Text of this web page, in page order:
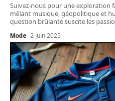
Suivez-nous pour une exploration
mêlant musique, géopolitique et
question brûlante suscite les
Mode 2 juin 2025